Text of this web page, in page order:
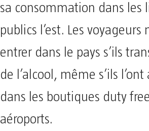
sa consommation dans les
publics l’est. Les voyageurs
entrer dans le pays s’ils
de l’alcool, même s’ils l’ont
dans les boutiques duty
aéroports.